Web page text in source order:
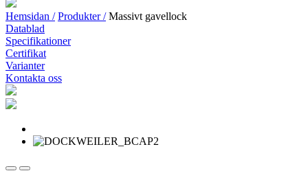
Hemsidan / Produkter / Massivt gavellock
Datablad
Specifikationer
Certifikat
Varianter
Kontakta oss